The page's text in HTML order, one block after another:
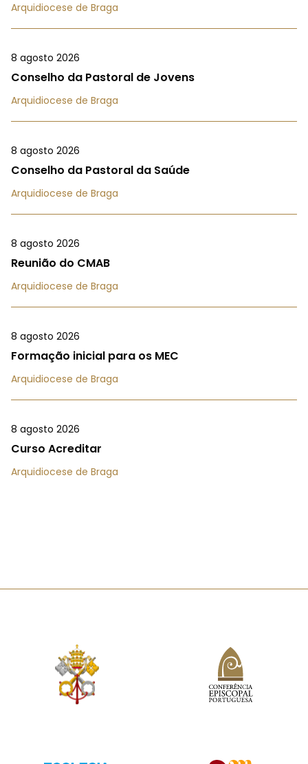
Arquidiocese de Braga
8 agosto 2026
Conselho da Pastoral de Jovens
Arquidiocese de Braga
8 agosto 2026
Conselho da Pastoral da Saúde
Arquidiocese de Braga
8 agosto 2026
Reunião do CMAB
Arquidiocese de Braga
8 agosto 2026
Formação inicial para os MEC
Arquidiocese de Braga
8 agosto 2026
Curso Acreditar
Arquidiocese de Braga